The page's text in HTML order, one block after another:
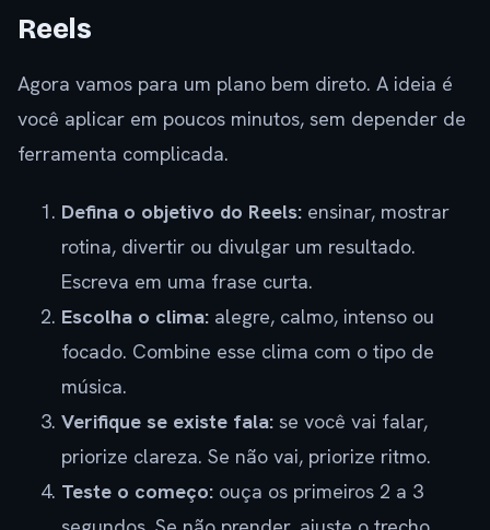
Reels
Agora vamos para um plano bem direto. A ideia é
você aplicar em poucos minutos, sem depender de
ferramenta complicada.
Defina o objetivo do Reels: ensinar, mostrar
rotina, divertir ou divulgar um resultado.
Escreva em uma frase curta.
Escolha o clima: alegre, calmo, intenso ou
focado. Combine esse clima com o tipo de
música.
Verifique se existe fala: se você vai falar,
priorize clareza. Se não vai, priorize ritmo.
Teste o começo: ouça os primeiros 2 a 3